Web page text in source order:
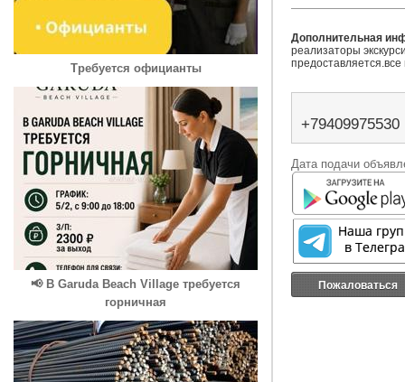
Требуется официанты
📢 В Garuda Beach Village требуется
горничная
Дополнительная
реализаторы
+79409975530
Дата подачи
Пожаловаться